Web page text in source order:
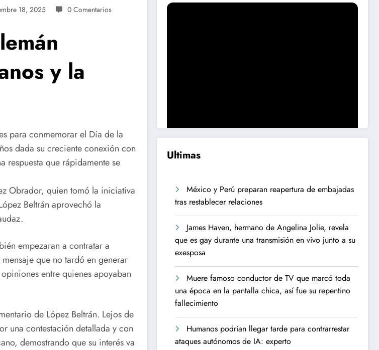
18, 2025 0 Comentarios
y la
para conmemorar el Día de la
dada su creciente conexión con
respuesta que rápidamente se
Obrador, quien tomó la iniciativa
Beltrán aprovechó la
empezaran a contratar a
que no tardó en generar
entre quienes apoyaban
de López Beltrán. Lejos de
una contestación detallada y con
demostrando que su interés va
Ultimas
México y Perú preparan reapertura de embajadas
tras restablecer relaciones
James Haven, hermano de Angelina Jolie, revela
que es gay durante una transmisión en vivo junto a su
exesposa
Muere famoso conductor de TV que marcó toda
una época en la pantalla chica, así fue su repentino
fallecimiento
Humanos podrían llegar tarde para contrarrestar
ataques autónomos de IA: experto